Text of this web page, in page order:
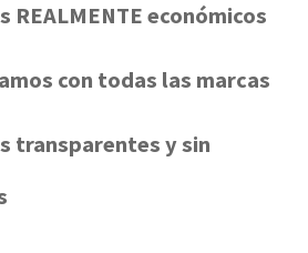
REALMENTE económicos
con todas las marcas
transparentes y sin